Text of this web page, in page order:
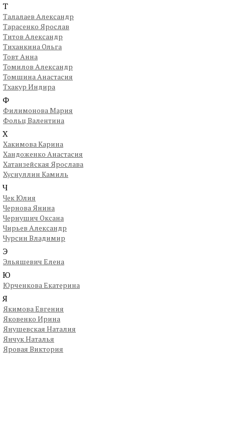
Т
Талалаев Александр
Тарасенко Ярослав
Титов Александр
Тиханкина Ольга
Товт Анна
Томилов Александр
Томшина Анастасия
Тхакур Индира
Ф
Филимонова Мария
Фольц Валентина
Х
Хакимова Карина
Хандоженко Анастасия
Хатанзейская Ярослава
Хуснуллин Камиль
Ч
Чек Юлия
Чернова Янина
Чернушич Оксана
Чирьев Александр
Чурсин Владимир
Э
Эльяшевич Елена
Ю
Юрченкова Екатерина
Я
Якимова Евгения
Яковенко Ирина
Янушевская Наталия
Янчук Наталья
Яровая Виктория